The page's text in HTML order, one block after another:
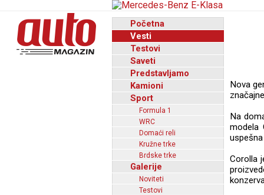
Početna
Vesti
Testovi
Saveti
Predstavljamo
Kamioni
Sport
Formula 1
WRC
Domaći reli
Kružne trke
Brdske trke
Galerije
Noviteti
Testovi
Nova
Na
modela
Corolla